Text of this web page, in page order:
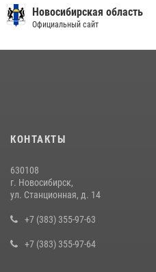
гражданина, который приобрел
«закладку»
Росгвардии задержан
При силовой поддержке бойцов
в сфере страхования
29 июля 2026, 05:19
Новосибирская область
Официальный сайт
КОНТАКТЫ
630108
г. Новосибирск,
ул. Станционная, д. 14
+7 (383) 355-97-63
+7 (383) 355-97-64